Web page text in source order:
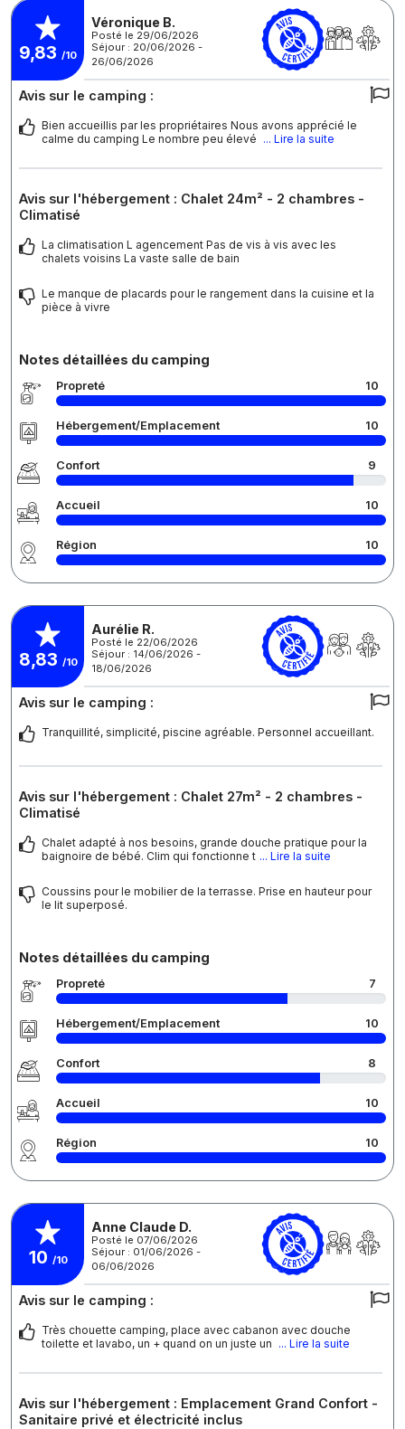
9,83 /10
Véronique B.
Posté le 29/06/2026
Séjour : 20/06/2026 -
26/06/2026
Avis sur le camping :
Bien accueillis par les propriétaires Nous avons apprécié le
calme du camping Le nombre peu élevé ... Lire la suite
Avis sur l'hébergement : Chalet 24m² - 2 chambres -
Climatisé
La climatisation L agencement Pas de vis à vis avec les
chalets voisins La vaste salle de bain
Le manque de placards pour le rangement dans la cuisine et la
pièce à vivre
Notes détaillées du camping
Propreté 10
Hébergement/Emplacement 10
Confort 9
Accueil 10
Région 10
8,83 /10
Aurélie R.
Posté le 22/06/2026
Séjour : 14/06/2026 -
18/06/2026
Avis sur le camping :
Tranquillité, simplicité, piscine agréable. Personnel accueillant.
Avis sur l'hébergement : Chalet 27m² - 2 chambres -
Climatisé
Chalet adapté à nos besoins, grande douche pratique pour la
baignoire de bébé. Clim qui fonctionne t ... Lire la suite
Coussins pour le mobilier de la terrasse. Prise en hauteur pour
le lit superposé.
Notes détaillées du camping
Propreté 7
Hébergement/Emplacement 10
Confort 8
Accueil 10
Région 10
10 /10
Anne Claude D.
Posté le 07/06/2026
Séjour : 01/06/2026 -
06/06/2026
Avis sur le camping :
Très chouette camping, place avec cabanon avec douche
toilette et lavabo, un + quand on un juste un ... Lire la suite
Avis sur l'hébergement : Emplacement Grand Confort -
Sanitaire privé et électricité inclus